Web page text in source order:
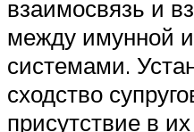
взаимосвязь и
между имунной
системами.
сходство
присутствие в